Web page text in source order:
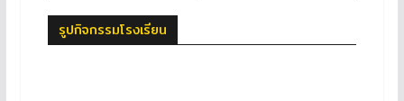
รูปกิจกรรมโรงเรียน